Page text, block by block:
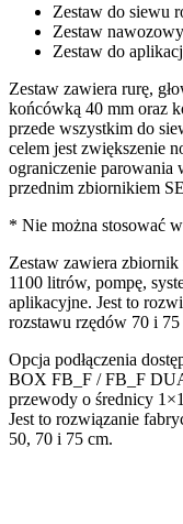
Zestaw do siewu
Zestaw
Zestaw do
Zestaw zawiera rurę,
końcówką 40 mm oraz
przede wszystkim do
celem jest zwiększenie
ograniczenie parowania
przednim zbiornikiem
* Nie można stosować
Zestaw zawiera
1100 litrów, pompę,
aplikacyjne. Jest to
rozstawu rzędów 70 i 75
Opcja podłączenia
BOX FB_F / FB_F
przewody o średnicy
Jest to rozwiązanie
50, 70 i 75 cm.